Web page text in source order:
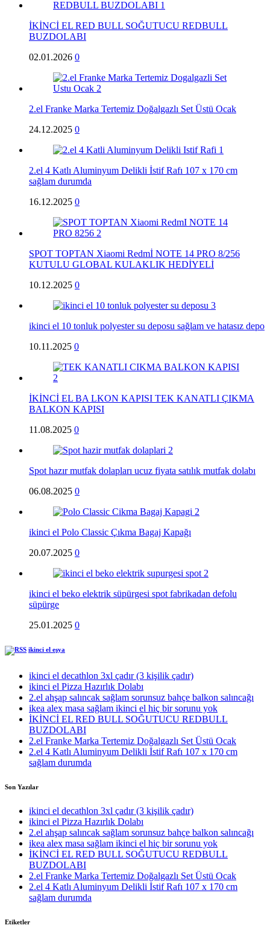
İKİNCİ EL RED BULL SOĞUTUCU REDBULL
BUZDOLABI
02.01.2026 0
2.el Franke Marka Tertemiz Doğalgazlı Set Üstü Ocak
24.12.2025 0
2.el 4 Katlı Aluminyum Delikli İstif Rafı 107 x 170 cm
sağlam durumda
16.12.2025 0
SPOT TOPTAN Xiaomi Redmİ NOTE 14 PRO 8/256
KUTULU GLOBAL KULAKLIK HEDİYELİ
10.12.2025 0
ikinci el 10 tonluk polyester su deposu sağlam ve hatasız depo
10.11.2025 0
İKİNCİ EL BA LKON KAPISI TEK KANATLI ÇIKMA
BALKON KAPISI
11.08.2025 0
Spot hazır mutfak dolapları ucuz fiyata satılık mutfak dolabı
06.08.2025 0
ikinci el Polo Classic Çıkma Bagaj Kapağı
20.07.2025 0
ikinci el beko elektrik süpürgesi spot fabrikadan defolu
süpürge
25.01.2025 0
ikinci el eşya
ikinci el decathlon 3xl çadır (3 kişilik çadır)
ikinci el Pizza Hazırlık Dolabı
2.el ahşap salıncak sağlam sorunsuz bahçe balkon salıncağı
ikea alex masa sağlam ikinci el hiç bir sorunu yok
İKİNCİ EL RED BULL SOĞUTUCU REDBULL
BUZDOLABI
2.el Franke Marka Tertemiz Doğalgazlı Set Üstü Ocak
2.el 4 Katlı Aluminyum Delikli İstif Rafı 107 x 170 cm
sağlam durumda
Son Yazılar
ikinci el decathlon 3xl çadır (3 kişilik çadır)
ikinci el Pizza Hazırlık Dolabı
2.el ahşap salıncak sağlam sorunsuz bahçe balkon salıncağı
ikea alex masa sağlam ikinci el hiç bir sorunu yok
İKİNCİ EL RED BULL SOĞUTUCU REDBULL
BUZDOLABI
2.el Franke Marka Tertemiz Doğalgazlı Set Üstü Ocak
2.el 4 Katlı Aluminyum Delikli İstif Rafı 107 x 170 cm
sağlam durumda
Etiketler